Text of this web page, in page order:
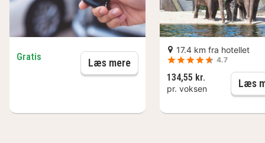
17.4 km fra hotellet
4.7
134,55 kr.
pr. voksen Læs
Gratis Læs mereParkeringsplads